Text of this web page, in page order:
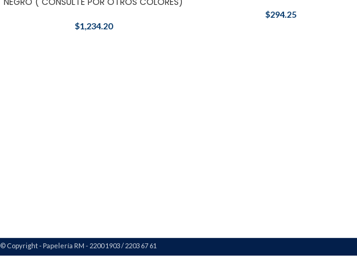
$1,234.20
$294.25
© Copyright - Papelería RM - 2200 1903 / 2203 67 61